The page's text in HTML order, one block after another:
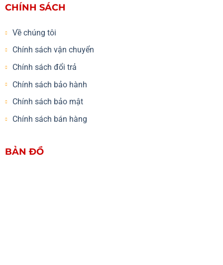
CHÍNH SÁCH
Về chúng tôi
Chính sách vận chuyển
Chính sách đổi trả
Chính sách bảo hành
Chính sách bảo mật
Chính sách bán hàng
BẢN ĐỒ